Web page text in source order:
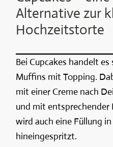
Alternative zur
Hochzeitstorte
Bei Cupcakes handelt
Muffins mit Topping.
mit einer Creme nach
und mit
wird auch eine Füllung
hineingespritzt.